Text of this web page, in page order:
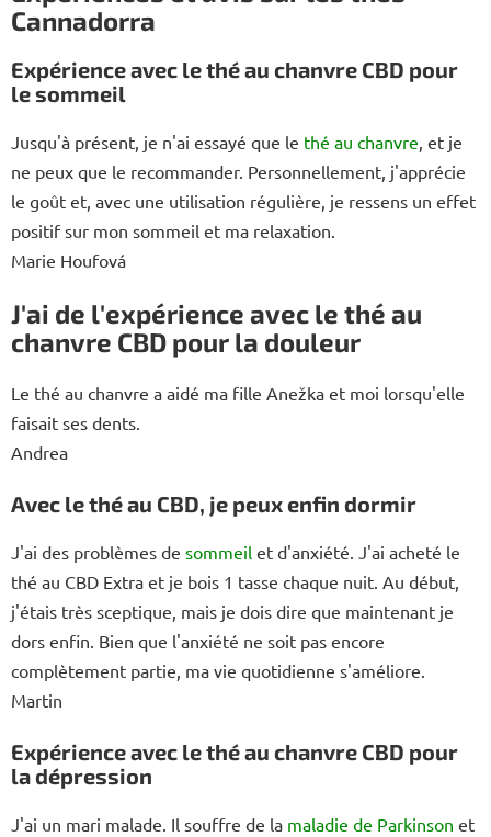
Cannadorra
Expérience avec le thé au chanvre CBD pour
le sommeil
Jusqu'à présent, je n'ai essayé que le thé au chanvre, et je
ne peux que le recommander. Personnellement, j'apprécie
le goût et, avec une utilisation régulière, je ressens un effet
positif sur mon sommeil et ma relaxation.
Marie Houfová
J'ai de l'expérience avec le thé au
chanvre CBD pour la douleur
Le thé au chanvre a aidé ma fille Anežka et moi lorsqu'elle
faisait ses dents.
Andrea
Avec le thé au CBD, je peux enfin dormir
J'ai des problèmes de sommeil et d'anxiété. J'ai acheté le
thé au CBD Extra et je bois 1 tasse chaque nuit. Au début,
j'étais très sceptique, mais je dois dire que maintenant je
dors enfin. Bien que l'anxiété ne soit pas encore
complètement partie, ma vie quotidienne s'améliore.
Martin
Expérience avec le thé au chanvre CBD pour
la dépression
J'ai un mari malade. Il souffre de la maladie de Parkinson et